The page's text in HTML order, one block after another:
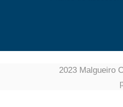
2023 Malgueiro